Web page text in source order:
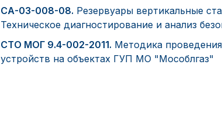
СА-03-008-08. Резервуары вертикальные
Техническое диагностирование и анализ
СТО МОГ 9.4-002-2011. Методика
устройств на объектах ГУП МО "Мособлгаз"